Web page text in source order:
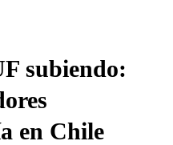
subiendo:
en Chile